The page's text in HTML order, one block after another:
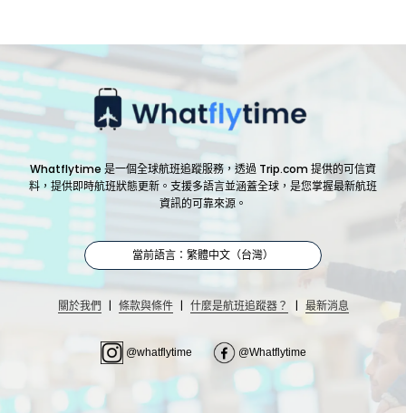
Whatflytime 是一個全球航班追蹤服務，透過 Trip.com 提供的可信資
料，提供即時航班狀態更新。支援多語言並涵蓋全球，是您掌握最新航班
資訊的可靠來源。
當前語言：繁體中文（台灣）
關於我們 | 條款與條件 | 什麼是航班追蹤器？ | 最新消息
@whatflytime @Whatflytime